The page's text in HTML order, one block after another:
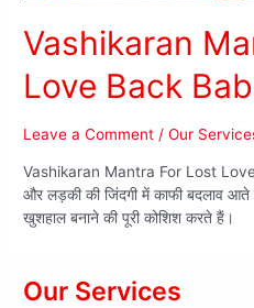
Vashikaran
Love Back
Leave a Comment /Our
Vashikaran Mantra For Lost
और लड़की की जिंदगी में काफी बदलाव आते
खुशहाल बनाने की पूरी कोशिश करते हैं।
Our Services